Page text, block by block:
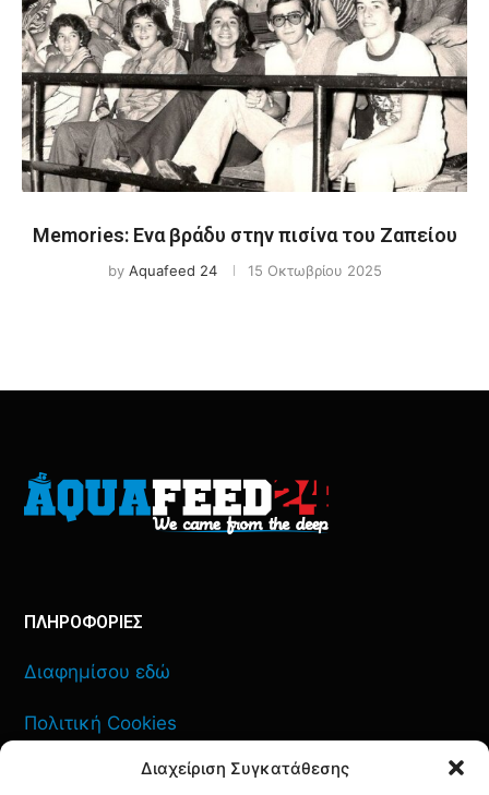
Διαχείριση Συγκατάθεσης
Memories: Ενα βράδυ στην πισίνα του Ζαπείου
by Aquafeed 24 15 Οκτωβρίου 2025
ΠΛΗΡΟΦΟΡΙΕΣ
Διαφημίσου εδώ
Πολιτική Cookies